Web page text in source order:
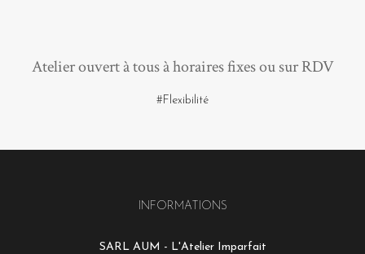
Atelier ouvert à tous à horaires fixes ou sur RDV
#Flexibilité
INFORMATIONS
SARL AUM - L'Atelier Imparfait